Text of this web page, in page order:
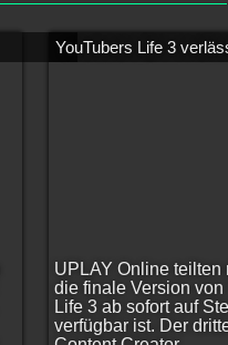
YouTubers Life 3
UPLAY Online teilten
die finale Version von
Life 3 ab sofort auf
verfügbar ist. Der